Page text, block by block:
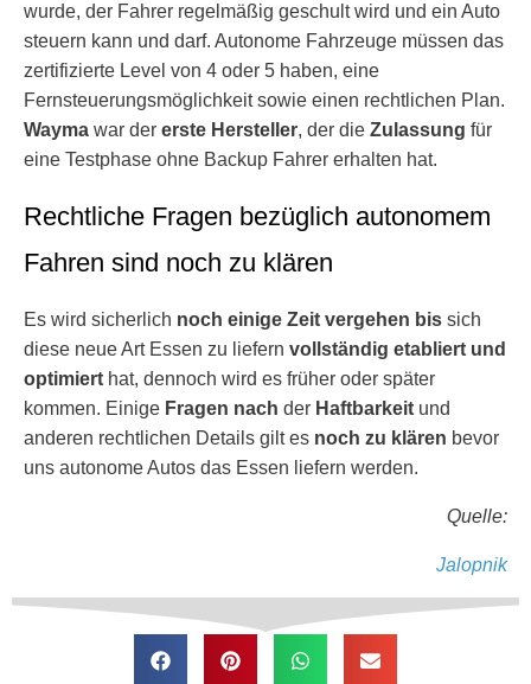
wurde, der Fahrer regelmäßig geschult wird und ein Auto
steuern kann und darf. Autonome Fahrzeuge müssen das
zertifizierte Level von 4 oder 5 haben, eine
Fernsteuerungsmöglichkeit sowie einen rechtlichen Plan.
Wayma war der erste Hersteller, der die Zulassung für
eine Testphase ohne Backup Fahrer erhalten hat.
Rechtliche Fragen bezüglich autonomem
Fahren sind noch zu klären
Es wird sicherlich noch einige Zeit vergehen bis sich
diese neue Art Essen zu liefern vollständig etabliert und
optimiert hat, dennoch wird es früher oder später
kommen. Einige Fragen nach der Haftbarkeit und
anderen rechtlichen Details gilt es noch zu klären bevor
uns autonome Autos das Essen liefern werden.
Quelle:
Jalopnik